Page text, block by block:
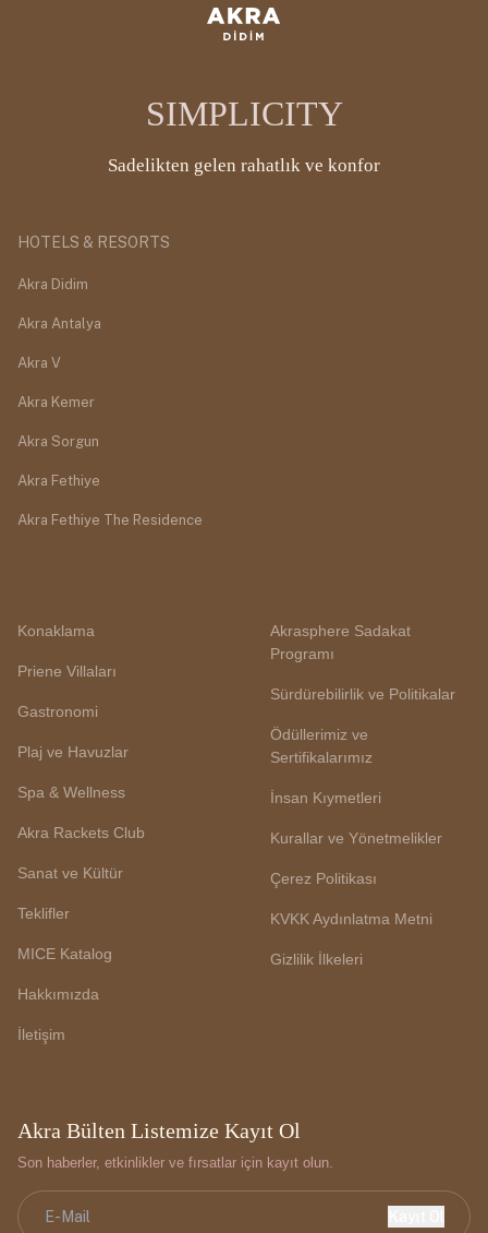
SIMPLICITY
Sadelikten gelen rahatlık ve konfor
HOTELS & RESORTS
Akra Didim
Akra Antalya
Akra V
Akra Kemer
Akra Sorgun
Akra Fethiye
Akra Fethiye The Residence
Konaklama
Priene Villaları
Gastronomi
Plaj ve Havuzlar
Spa & Wellness
Akra Rackets Club
Sanat ve Kültür
Teklifler
MICE Katalog
Hakkımızda
İletişim
Akrasphere Sadakat
Programı
Sürdürebilirlik ve Politikalar
Ödüllerimiz ve
Sertifikalarımız
İnsan Kıymetleri
Kurallar ve Yönetmelikler
Çerez Politikası
KVKK Aydınlatma Metni
Gizlilik İlkeleri
Akra Bülten Listemize Kayıt Ol
Son haberler, etkinlikler ve fırsatlar için kayıt olun.